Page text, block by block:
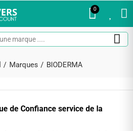
0
Marques BIODERMA
de Confiance service de la